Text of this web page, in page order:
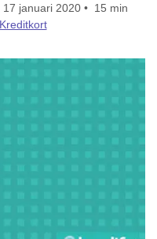
17 januari 2020 • 15 min
Kreditkort